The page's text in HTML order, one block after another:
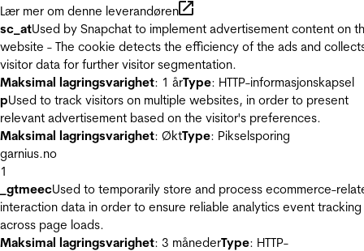
Lær mer om denne leverandøren
sc_atUsed by Snapchat to implement advertisement content on
website - The cookie detects the efficiency of the ads and
visitor data for further visitor segmentation.
Maksimal lagringsvarighet: 1 årType: HTTP-informasjonskapsel
pUsed to track visitors on multiple websites, in order to present
relevant advertisement based on the visitor's preferences.
Maksimal lagringsvarighet: ØktType: Pikselsporing
garnius.no
1
_gtmeecUsed to temporarily store and process ecommerce-
interaction data in order to ensure reliable analytics event tracking
across page loads.
Maksimal lagringsvarighet: 3 månederType: HTTP-